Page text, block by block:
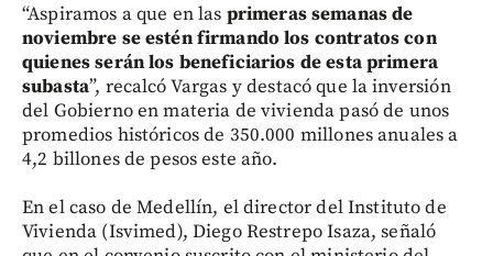
“Aspiramos a que en las primeras semanas de
noviembre se estén firmando los contratos con
quienes serán los beneficiarios de esta primera
subasta”, recalcó Vargas y destacó que la inversión
del Gobierno en materia de vivienda pasó de unos
promedios históricos de 350.000 millones anuales a
4,2 billones de pesos este año.
En el caso de Medellín, el director del Instituto de
Vivienda (Isvimed), Diego Restrepo Isaza, señaló